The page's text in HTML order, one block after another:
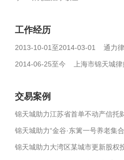
工作经历
2013-10-01至2014-03-01 通力
2014-06-25至今 上海市锦天城
交易案例
锦天城助力江苏省首单不动产信托
锦天城助力“金谷·东篱一号养老集
锦天城助力大湾区某城市更新股权